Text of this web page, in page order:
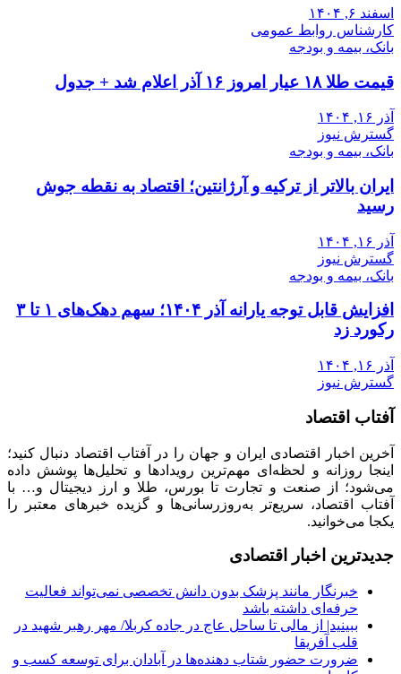
اسفند ۶, ۱۴۰۴
کارشناس روابط عمومی
بانک، بیمه و بودجه
قیمت طلا ۱۸ عیار امروز ۱۶ آذر اعلام شد + جدول
آذر ۱۶, ۱۴۰۴
گسترش نیوز
بانک، بیمه و بودجه
ایران بالاتر از ترکیه و آرژانتین؛ اقتصاد به نقطه جوش
رسید
آذر ۱۶, ۱۴۰۴
گسترش نیوز
بانک، بیمه و بودجه
افزایش قابل توجه یارانه آذر ۱۴۰۴؛ سهم دهک‌های ۱ تا ۳
رکورد زد
آذر ۱۶, ۱۴۰۴
گسترش نیوز
آفتاب اقتصاد
آخرین اخبار اقتصادی ایران و جهان را در آفتاب اقتصاد دنبال کنید؛
اینجا روزانه و لحظه‌ای مهم‌ترین رویدادها و تحلیل‌ها پوشش داده
می‌شود؛ از صنعت و تجارت تا بورس، طلا و ارز دیجیتال و… با
آفتاب اقتصاد، سریع‌تر به‌روزرسانی‌ها و گزیده خبرهای معتبر را
یکجا می‌خوانید.
جدیدترین اخبار اقتصادی
خبرنگار مانند پزشک بدون دانش تخصصی نمی‌تواند فعالیت
حرفه‌ای داشته باشد
ببینید| از مالی تا ساحل عاج در جاده کربلا/ مهر رهبر شهید در
قلب آفریقا
ضرورت حضور شتاب ‌دهنده‌ها در آبادان برای توسعه کسب‌ و